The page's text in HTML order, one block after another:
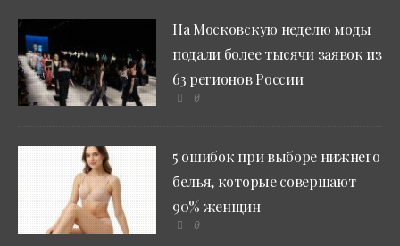
На Московскую неделю моды
подали более тысячи заявок из
63 регионов России
0
5 ошибок при выборе нижнего
белья, которые совершают
90% женщин
0